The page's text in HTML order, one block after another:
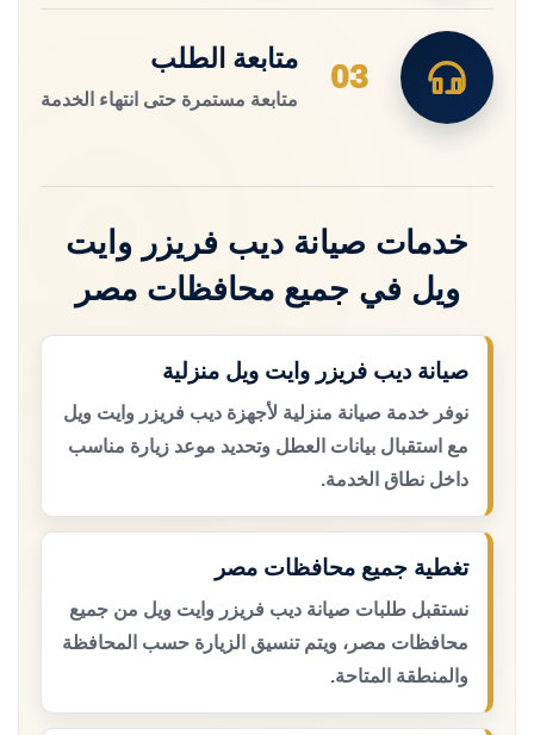
03
متابعة الطلب
متابعة مستمرة حتى انتهاء الخدمة
خدمات صيانة ديب فريزر وايت
ويل في جميع محافظات مصر
صيانة ديب فريزر وايت ويل منزلية
نوفر خدمة صيانة منزلية لأجهزة ديب فريزر وايت ويل
مع استقبال بيانات العطل وتحديد موعد زيارة مناسب
داخل نطاق الخدمة.
تغطية جميع محافظات مصر
نستقبل طلبات صيانة ديب فريزر وايت ويل من جميع
محافظات مصر، ويتم تنسيق الزيارة حسب المحافظة
والمنطقة المتاحة.